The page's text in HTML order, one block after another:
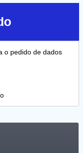
o pedido de dados